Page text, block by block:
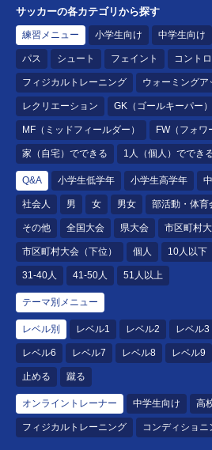
サッカーの各カテゴリから探す
練習メニュー 小学生向け 中学生向け
パス シュート フェイント コント
フィジカルトレーニング ウォーミングア
レクリエーション GK（ゴールキーパー）
MF（ミッドフィールダー） FW（フォワ
家（自宅）でできる 1人（個人）ででき
Q&A 小学生低学年 小学生高学年
社会人 男 女 男女 部活動・体育
その他 全国大会 県大会 市区町村大
市区町村大会（下位） 個人 10人以下
31-40人 41-50人 51人以上
テーマ別メニュー
レベル別 レベル1 レベル2 レベル3
レベル6 レベル7 レベル8 レベル9
止める 蹴る
オンライントレーナー 中学生向け 高
フィジカルトレーニング コンディショニ